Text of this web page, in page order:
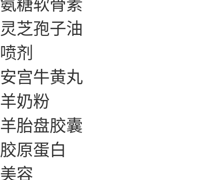
灵芝孢子油
喷剂
安宫牛黄丸
羊奶粉
羊胎盘胶囊
胶原蛋白
美容